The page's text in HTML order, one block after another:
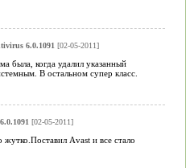
6.0.1091 [02-05-2011]
была, когда удалил указанный
В остальном супер класс.
[02-05-2011]
жутко.Поставил Аvast и все стало